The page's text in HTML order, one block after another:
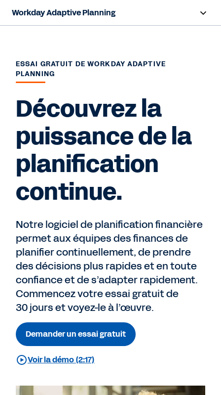
Workday Adaptive Planning
Fonctionnalités d’IA
Produits
Cas d’utilisation
Secteurs
Ressources
Tarification
ESSAI GRATUIT DE WORKDAY ADAPTIVE
PLANNING
Découvrez la
puissance de la
planification
continue.
Notre logiciel de planification financière
permet aux équipes des finances de
planifier continuellement, de prendre
des décisions plus rapides et en toute
confiance et de s’adapter rapidement.
Commencez votre essai gratuit de
30 jours et voyez-le à l’œuvre.
Demander un essai gratuit
Voir la démo (2:17)